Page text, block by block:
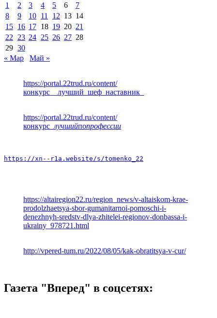
1
2 3 4 5 6
7
8
9 10 11 12 13 14
15 16 17 18 19 20 21
22
23 24 25 26 27 28
29 30
« Мар
Май »
https://portal.22trud.ru/content/
конкурс__лучший_шеф_наставник_
https://portal.22trud.ru/content/
конкурс _лучшийпопрофессии
https://xn--r1a.website/s/tomenko_22
https://altairegion22.ru/region_news/v-altaiskom-krae-
prodolzhaetsya-sbor-gumanitarnoi-pomoschi-i-
denezhnyh-sredstv-dlya-zhitelei-regionov-donbassa-i-
ukrainy_978721.html
http://vpered-tum.ru/2022/08/05/kak-obratitsya-v-cur/
Газета "Вперед" в соцсетях: